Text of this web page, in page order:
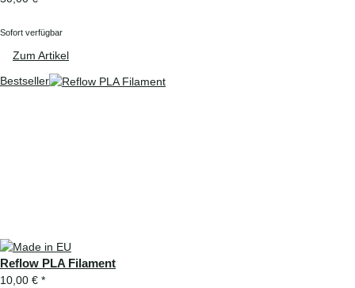
Sofort verfügbar
Zum Artikel
Bestseller
Reflow PLA Filament
10,00 € *